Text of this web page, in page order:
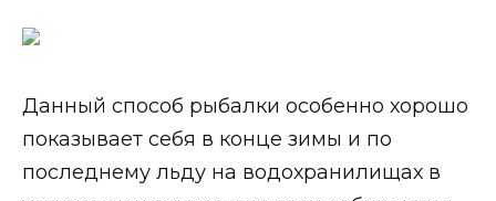
Данный способ рыбалки особенно хорошо
показывает себя в конце зимы и по
последнему льду на водохранилищах в